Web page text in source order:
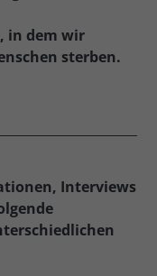
in dem wir
sterben.
Interviews